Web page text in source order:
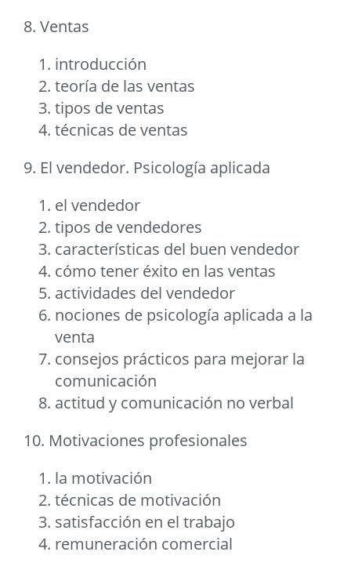
8. Ventas
introducción
teoría de las ventas
tipos de ventas
técnicas de ventas
9. El vendedor. Psicología aplicada
el vendedor
tipos de vendedores
características del buen vendedor
cómo tener éxito en las ventas
actividades del vendedor
nociones de psicología aplicada a la
venta
consejos prácticos para mejorar la
comunicación
actitud y comunicación no verbal
10. Motivaciones profesionales
la motivación
técnicas de motivación
satisfacción en el trabajo
remuneración comercial